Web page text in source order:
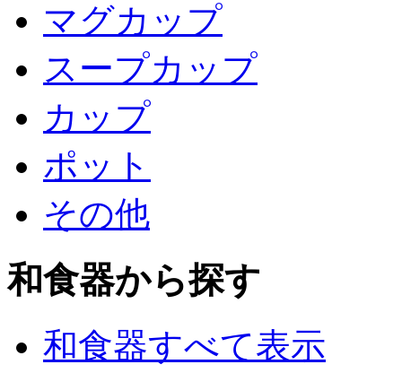
マグカップ
スープカップ
カップ
ポット
その他
和食器から探す
和食器すべて表示